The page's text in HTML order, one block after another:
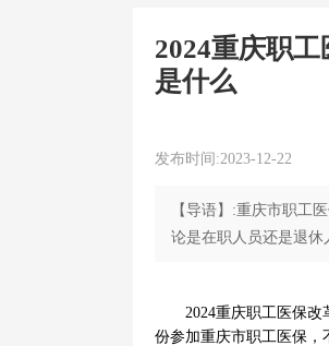
2024重庆职
是什么
发布时间:2023-12-22
【导语】:重庆市职工
论是在职人员还是退休
2024重庆职工医保
份参加重庆市职工医保，